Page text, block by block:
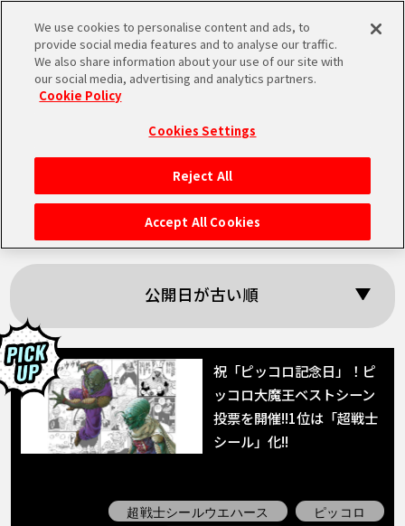
MEN
HOME
NEWS
MOVIE
COLUMNS
「ピッコロ大魔王」
の検索結果
公開日が古い順
祝「ピッコロ記念日」！ピ
ッコロ大魔王ベストシーン
投票を開催!!1位は「超戦士
シール」化!!
超戦士シールウエハース
ピッコロ
We use cookies to personalise content and ads, to
provide social media features and to analyse our traffic.
We also share information about your use of our site with
our social media, advertising and analytics partners.
Cookie Policy
Cookies Settings
Reject All
Accept All Cookies